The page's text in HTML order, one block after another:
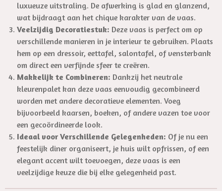
luxueuze uitstraling. De afwerking is glad en glanzend,
wat bijdraagt aan het chique karakter van de vaas.
Veelzijdig Decoratiestuk: Deze vaas is perfect om op
verschillende manieren in je interieur te gebruiken. Plaats
hem op een dressoir, eettafel, salontafel, of vensterbank
om direct een verfijnde sfeer te creëren.
Makkelijk te Combineren: Dankzij het neutrale
kleurenpalet kan deze vaas eenvoudig gecombineerd
worden met andere decoratieve elementen. Voeg
bijvoorbeeld kaarsen, boeken, of andere vazen toe voor
een gecoördineerde look.
Ideaal voor Verschillende Gelegenheden: Of je nu een
feestelijk diner organiseert, je huis wilt opfrissen, of een
elegant accent wilt toevoegen, deze vaas is een
veelzijdige keuze die bij elke gelegenheid past.